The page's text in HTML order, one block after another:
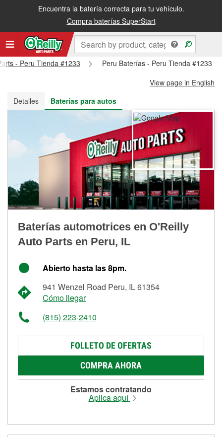
Encuentra la batería correcta para tu vehículo.
Compra baterías SuperStart
Recibe tu orden gratis al día siguiente o recógela en la tienda
- Peru Tienda #1233
Peru Baterías - Peru Tienda #1233
View page in English
Detalles
Baterías para autos
Baterías automotrices en O'Reilly
Auto Parts en Peru, IL
Abierto hasta las 8pm.
941 Wenzel Road Peru, IL 61354
Cómo llegar
(815) 223-2410
FOLLETO DE OFERTAS
COMPRA AHORA
Estamos contratando
Aplica aquí